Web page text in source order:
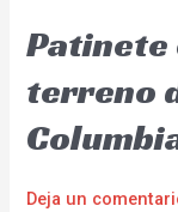
terreno
Deja un